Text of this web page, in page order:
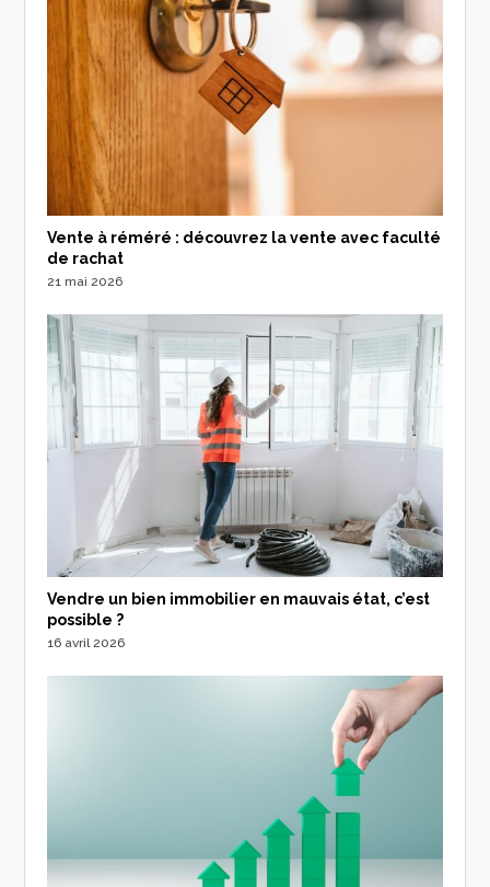
Vente à réméré : découvrez la vente avec faculté
de rachat
21 mai 2026
Vendre un bien immobilier en mauvais état, c’est
possible ?
16 avril 2026